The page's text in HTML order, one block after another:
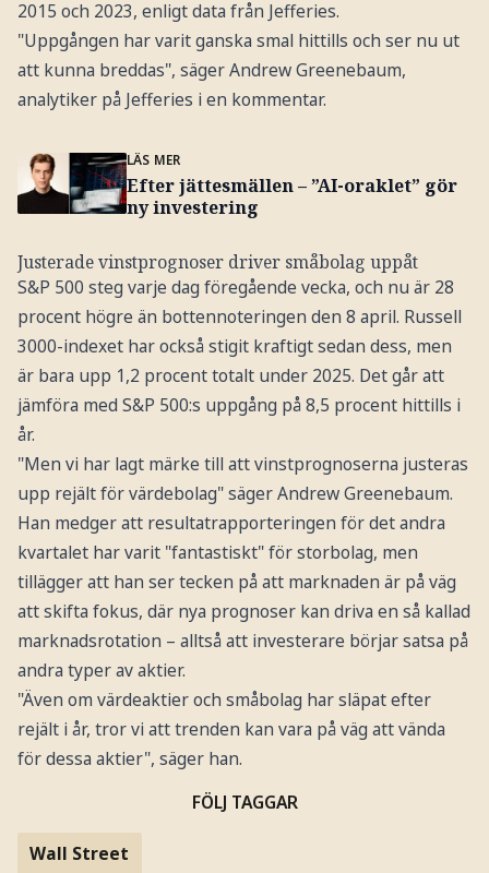
2015 och 2023, enligt data från Jefferies.
"Uppgången har varit ganska smal hittills och ser nu ut
att kunna breddas", säger Andrew Greenebaum,
analytiker på Jefferies i en kommentar.
LÄS MER
Efter jättesmällen – ”AI-oraklet” gör
ny investering
Justerade vinstprognoser driver småbolag uppåt
S&P 500 steg varje dag föregående vecka, och nu är 28
procent högre än bottennoteringen den 8 april. Russell
3000-indexet har också stigit kraftigt sedan dess, men
är bara upp 1,2 procent totalt under 2025. Det går att
jämföra med S&P 500:s uppgång på 8,5 procent hittills i
år.
"Men vi har lagt märke till att vinstprognoserna justeras
upp rejält för värdebolag" säger Andrew Greenebaum.
Han medger att resultatrapporteringen för det andra
kvartalet har varit "fantastiskt" för storbolag, men
tillägger att han ser tecken på att marknaden är på väg
att skifta fokus, där nya prognoser kan driva en så kallad
marknadsrotation – alltså att investerare börjar satsa på
andra typer av aktier.
"Även om värdeaktier och småbolag har släpat efter
rejält i år, tror vi att trenden kan vara på väg att vända
för dessa aktier", säger han.
FÖLJ TAGGAR
Wall Street